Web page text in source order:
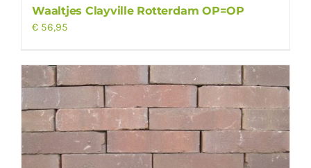
Waaltjes Clayville Rotterdam OP=OP
€ 56,95